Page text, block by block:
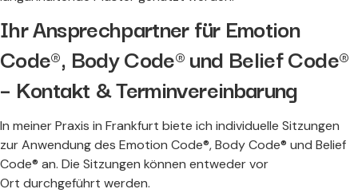
Ihr Ansprechpartner für Emotion
Code®, Body Code® und Belief Code®
– Kontakt & Terminvereinbarung
In meiner Praxis in Frankfurt biete ich individuelle Sitzungen
zur Anwendung des Emotion Code®, Body Code® und Belief
Code® an. Die Sitzungen können entweder vor
Ort durchgeführt werden.